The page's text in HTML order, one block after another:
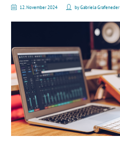
12. November 2024 byGabriela Grafeneder